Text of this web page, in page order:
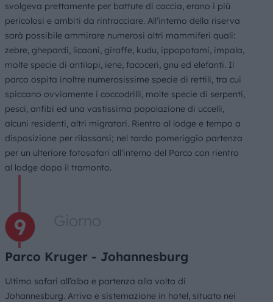
svolgeva prettamente per battute di caccia, erano i più
pericolosi e ambiti da rintracciare. All’interno della riserva
sarà possibile ammirare numerosi altri mammiferi quali:
zebre, ghepardi, licaoni, giraffe, kudu, ippopotami, impala,
molte specie di antilopi, iene, facoceri, gnu ed elefanti. Il
parco ospita inoltre numerosissime specie di rettili, tra cui
spiccano ovviamente i coccodrilli, molte specie di serpenti,
pesci, anfibi ed una vastissima popolazione di uccelli,
alcuni residenti, altri migratori. Rientro al lodge e tempo a
disposizione per rilassarsi; nel tardo pomeriggio partenza
per un ulteriore fotosafari all’interno del Parco con rientro
al lodge dopo il tramonto.
Parco Kruger - Johannesburg
Ultimo safari all’alba e partenza alla volta di
Johannesburg. Arrivo e sistemazione in hotel, situato nei